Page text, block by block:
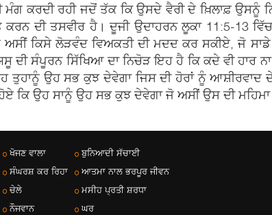
ਕਰਦੀ ਰਹੀ ਜਦੋਂ ਤੱਕ ਕਿ ਉਸਦੇ ਵੈਰੀ ਦੇ ਖ਼ਿਲਾਫ਼ ਉਸਨੂੰ
ਦੀ ਤਸਵੀਰ ਹੈ। ਦੂਜੀ ਉਦਾਹਰਨ ਲੂਕਾ 11:5-13
ਅਸੀਂ ਕਿਸੇ ਲੋੜਵੰਦ ਵਿਅਕਤੀ ਦੀ ਮਦਦ ਕਰ ਸਕੀਏ, ਜੋ
ਦੀ ਸੰਪੂਰਨ ਸਿੱਖਿਆ ਦਾ ਨਿਚੋੜ ਇਹ ਹੈ ਕਿ ਕਦੇ ਵੀ ਹਾਰ
ਤੁਹਾਨੂੰ ਉਹ ਸਭ ਕੁਝ ਦੇਵੇਗਾ ਜਿਸ ਦੀ ਹੋਰਾਂ ਨੂੰ
ਹੋਏ ਕਿ ਉਹ ਸਾਨੂੰ ਉਹ ਸਭ ਕੁਝ ਦੇਵੇਗਾ ਜੋ ਅਸੀਂ ਉਸ ਦੀ
ਖੋਜਣ ਵਾਲਾ
ਸੰਘਰਸ਼ ਕਰ ਰਿਹਾ
ਚੇਲੇ
ਨੌਜਵਾਨ
ਬੁਨਿਆਦੀ ਸੱਚਾਈ
ਆਤਮਾ ਨਾਲ ਭਰਪੂਰ ਜੀਵਨ
ਮਸੀਹ ਪ੍ਰਤੀ ਸ਼ਰਧਾ
ਘਰ